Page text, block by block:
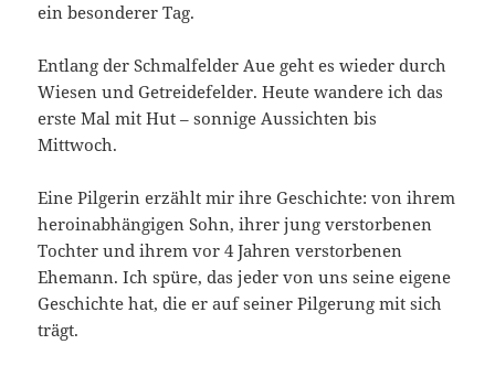
ein besonderer Tag.
Entlang der Schmalfelder Aue geht es wieder durch
Wiesen und Getreidefelder. Heute wandere ich das
erste Mal mit Hut – sonnige Aussichten bis
Mittwoch.
Eine Pilgerin erzählt mir ihre Geschichte: von ihrem
heroinabhängigen Sohn, ihrer jung verstorbenen
Tochter und ihrem vor 4 Jahren verstorbenen
Ehemann. Ich spüre, das jeder von uns seine eigene
Geschichte hat, die er auf seiner Pilgerung mit sich
trägt.